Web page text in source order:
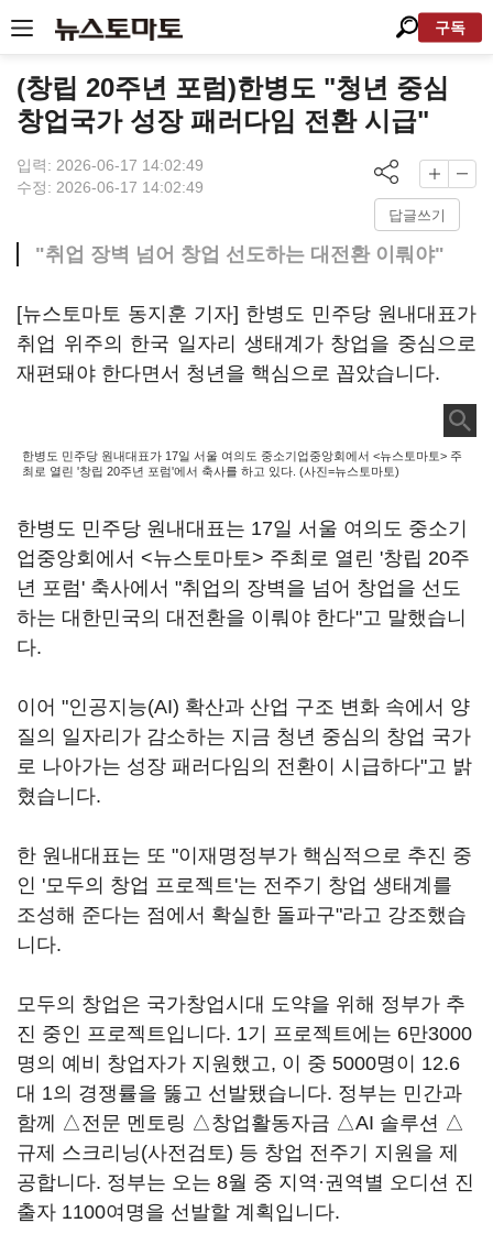
구독
(창립 20주년 포럼)한병도 "청년 중심
창업국가 성장 패러다임 전환 시급"
입력: 2026-06-17 14:02:49
수정: 2026-06-17 14:02:49
답글쓰기
"취업 장벽 넘어 창업 선도하는 대전환 이뤄야"
[뉴스토마토 동지훈 기자] 한병도 민주당 원내대표가
취업 위주의 한국 일자리 생태계가 창업을 중심으로
재편돼야 한다면서 청년을 핵심으로 꼽았습니다.
한병도 민주당 원내대표가 17일 서울 여의도 중소기업중앙회에서 <뉴스토마토> 주
최로 열린 '창립 20주년 포럼'에서 축사를 하고 있다. (사진=뉴스토마토)
한병도 민주당 원내대표는 17일 서울 여의도 중소기
업중앙회에서 <뉴스토마토> 주최로 열린 '창립 20주
년 포럼' 축사에서 "취업의 장벽을 넘어 창업을 선도
하는 대한민국의 대전환을 이뤄야 한다"고 말했습니
다.
이어 "인공지능(AI) 확산과 산업 구조 변화 속에서 양
질의 일자리가 감소하는 지금 청년 중심의 창업 국가
로 나아가는 성장 패러다임의 전환이 시급하다"고 밝
혔습니다.
한 원내대표는 또 "이재명정부가 핵심적으로 추진 중
인 '모두의 창업 프로젝트'는 전주기 창업 생태계를
조성해 준다는 점에서 확실한 돌파구"라고 강조했습
니다.
모두의 창업은 국가창업시대 도약을 위해 정부가 추
진 중인 프로젝트입니다. 1기 프로젝트에는 6만3000
명의 예비 창업자가 지원했고, 이 중 5000명이 12.6
대 1의 경쟁률을 뚫고 선발됐습니다. 정부는 민간과
함께 △전문 멘토링 △창업활동자금 △AI 솔루션 △
규제 스크리닝(사전검토) 등 창업 전주기 지원을 제
공합니다. 정부는 오는 8월 중 지역·권역별 오디션 진
출자 1100여명을 선발할 계획입니다.